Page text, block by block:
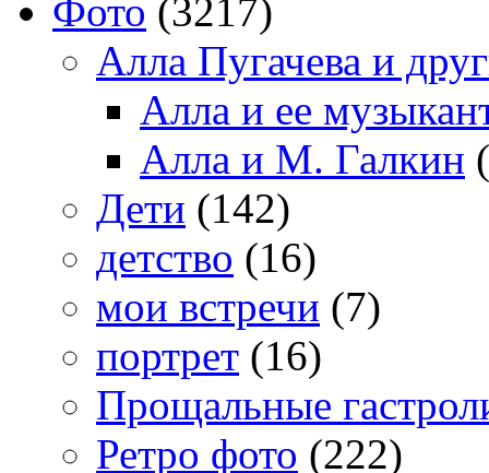
Фото (3217)
Алла Пугачева и
Алла и ее
Алла и М. Галкин
Дети (142)
детство (16)
мои встречи (7)
портрет (16)
Прощальные
Ретро фото (222)